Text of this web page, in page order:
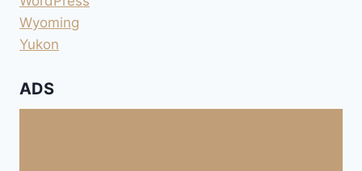
Wyoming
Yukon
ADS